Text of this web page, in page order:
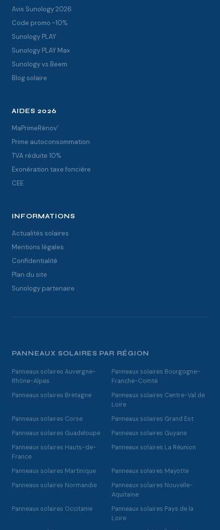
Avis Sunology 2026
Code promo -10%
Sunology PLAY
Sunology PLAY Max
Sunology vs Beem
Blog solaire
AIDES 2026
MaPrimeRénov'
Prime autoconsommation
TVA réduite 10%
Exonération taxe foncière
CEE
INFORMATIONS
Actualités solaires
Mentions légales
Confidentialité
Plan du site
Sunology partenaire
PANNEAUX SOLAIRES PAR RÉGION
Panneaux solaires Auvergne-
Rhône-Alpes
Panneaux solaires Bourgogne-
Franche-Comté
Panneaux solaires Bretagne
Panneaux solaires Centre-Val de
Loire
Panneaux solaires Corse
Panneaux solaires Grand Est
Panneaux solaires Guadeloupe
Panneaux solaires Guyane
Panneaux solaires Hauts-de-
France
Panneaux solaires La Réunion
Panneaux solaires Martinique
Panneaux solaires Mayotte
Panneaux solaires Normandie
Panneaux solaires Nouvelle-
Aquitaine
Panneaux solaires Occitanie
Panneaux solaires Pays de la
Loire